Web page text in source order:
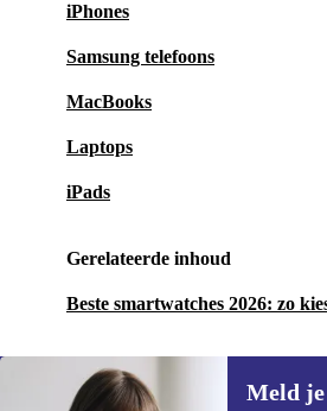
iPhones
Samsung telefoons
MacBooks
Laptops
iPads
Gerelateerde inhoud
Beste smartwatches 2026: zo
Meld je